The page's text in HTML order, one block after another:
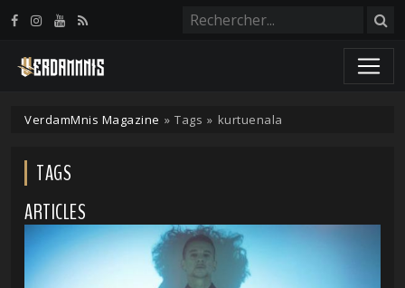
VerdamMnis Magazine » Tags » kurtuenala
TAGS
ARTICLES
Panneau de gestion des cookies